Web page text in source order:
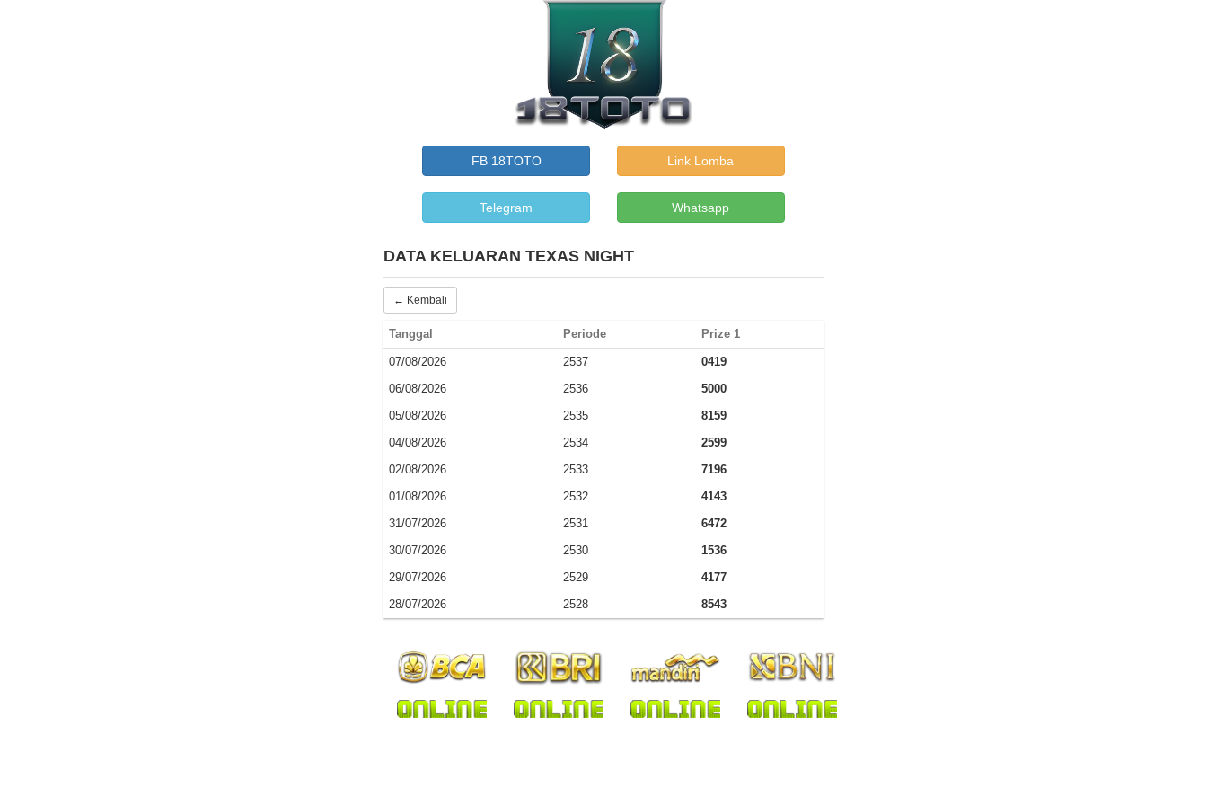
FB 18TOTO Link Lomba
Telegram Whatsapp
DATA KELUARAN TEXAS NIGHT
← Kembali
Tanggal Periode Prize 1
07/08/2026 2537
0419
06/08/2026
2536
5000
05/08/2026
2535
8159
04/08/2026
2534
2599
02/08/2026
2533
7196
01/08/2026
2532
4143
31/07/2026
2531
6472
30/07/2026
2530
1536
29/07/2026
2529
4177
28/07/2026
2528 8543